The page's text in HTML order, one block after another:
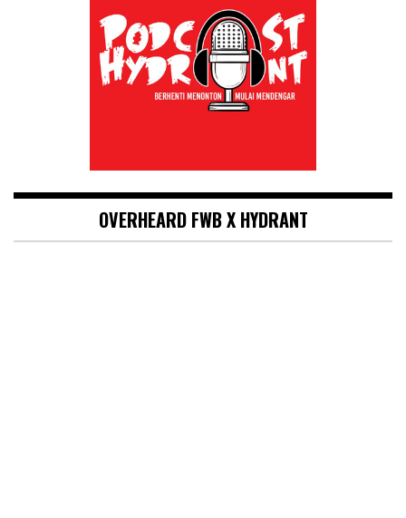
OVERHEARD FWB X HYDRANT